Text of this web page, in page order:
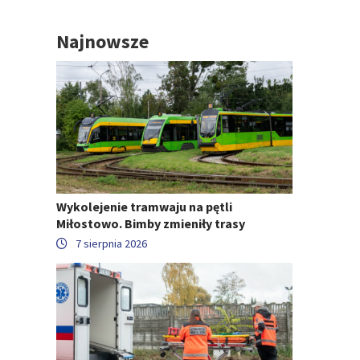
Najnowsze
Wykolejenie tramwaju na pętli
Miłostowo. Bimby zmieniły trasy
7 sierpnia 2026